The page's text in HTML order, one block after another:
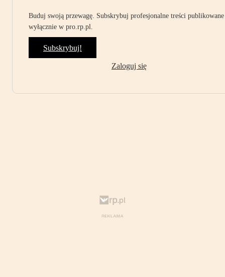
Buduj swoją przewagę. Subskrybuj profesjonalne treści publikowane
wyłącznie w pro.rp.pl.
Subskrybuj!
Zaloguj się